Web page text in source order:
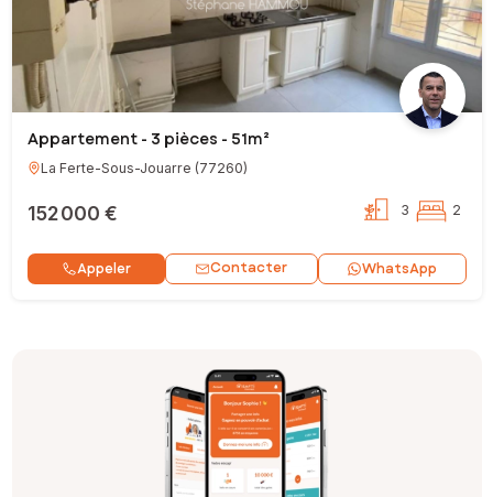
Appartement - 3 pièces - 51m²
La Ferte-Sous-Jouarre (77260)
152 000 € 3 2
Appeler Contacter WhatsApp